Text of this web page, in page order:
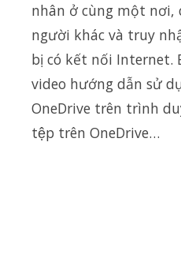
nhân ở cùng một nơi,
người khác và truy
bị có kết nối Internet.
video hướng dẫn sử
OneDrive trên trình
tệp trên OneDrive…